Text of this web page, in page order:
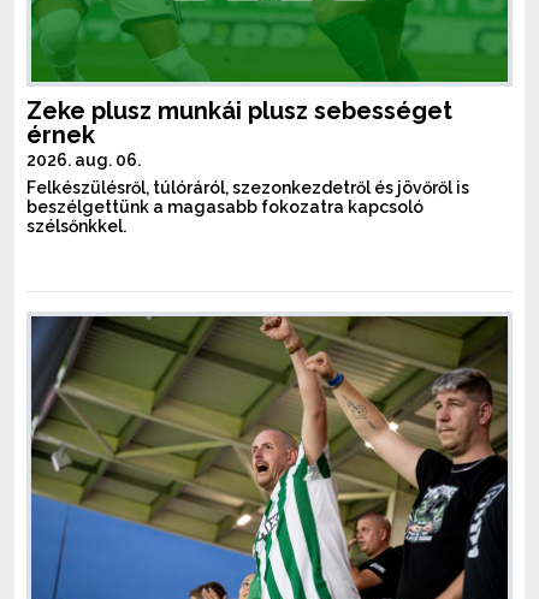
Zeke plusz munkái plusz sebességet
érnek
2026. aug. 06.
Felkészülésről, túlóráról, szezonkezdetről és jövőről is
beszélgettünk a magasabb fokozatra kapcsoló
szélsőnkkel.